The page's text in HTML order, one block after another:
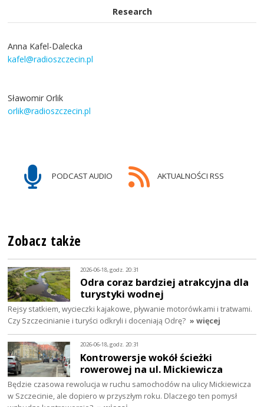
Research
Anna Kafel-Dalecka
kafel@radioszczecin.pl
Sławomir Orlik
orlik@radioszczecin.pl
PODCAST AUDIO AKTUALNOŚCI RSS
Zobacz także
2026-06-18, godz. 20:31
Odra coraz bardziej atrakcyjna dla
turystyki wodnej
Rejsy statkiem, wycieczki kajakowe, pływanie motorówkami i tratwami.
Czy Szczecinianie i turyści odkryli i doceniają Odrę? » więcej
2026-06-18, godz. 20:31
Kontrowersje wokół ścieżki
rowerowej na ul. Mickiewicza
Będzie czasowa rewolucja w ruchu samochodów na ulicy Mickiewicza
w Szczecinie, ale dopiero w przyszłym roku. Dlaczego ten pomysł